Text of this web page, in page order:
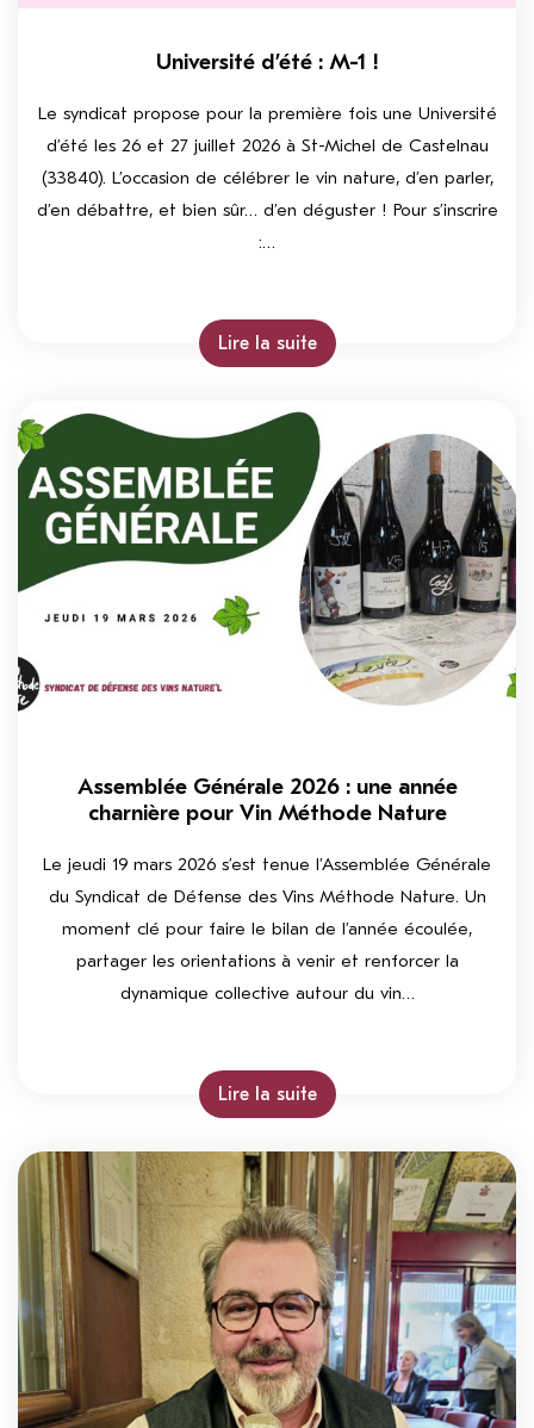
Université d’été : M-1 !
Le syndicat propose pour la première fois une Université
d’été les 26 et 27 juillet 2026 à St-Michel de Castelnau
(33840). L’occasion de célébrer le vin nature, d’en parler,
d’en débattre, et bien sûr… d’en déguster ! Pour s’inscrire
:…
Lire la suite
Assemblée Générale 2026 : une année
charnière pour Vin Méthode Nature
Le jeudi 19 mars 2026 s’est tenue l’Assemblée Générale
du Syndicat de Défense des Vins Méthode Nature. Un
moment clé pour faire le bilan de l’année écoulée,
partager les orientations à venir et renforcer la
dynamique collective autour du vin…
Lire la suite